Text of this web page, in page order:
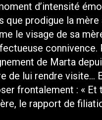
d’intensité
que prodigue la
le visage de sa
de Marta
de lui rendre visite…
frontalement : «
le rapport de